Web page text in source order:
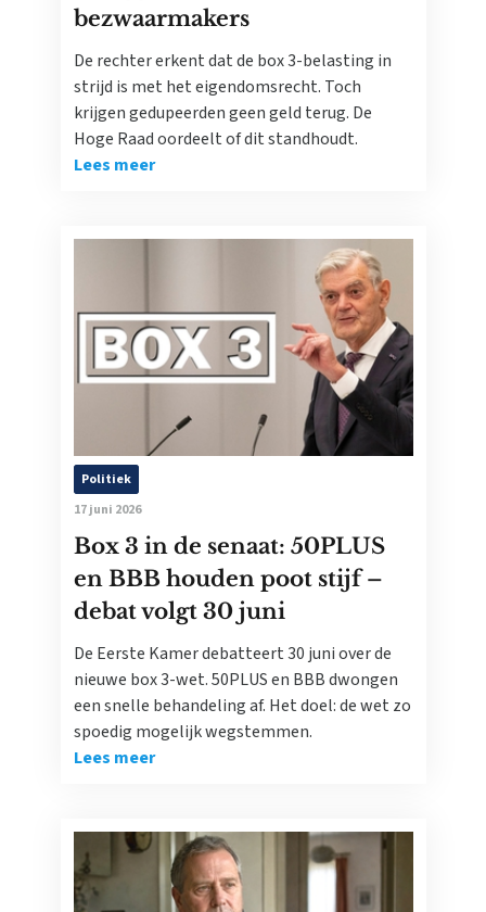
bezwaarmakers
De rechter erkent dat de box 3-belasting in
strijd is met het eigendomsrecht. Toch
krijgen gedupeerden geen geld terug. De
Hoge Raad oordeelt of dit standhoudt.
Lees meer
Politiek
17 juni 2026
Box 3 in de senaat: 50PLUS
en BBB houden poot stijf –
debat volgt 30 juni
De Eerste Kamer debatteert 30 juni over de
nieuwe box 3-wet. 50PLUS en BBB dwongen
een snelle behandeling af. Het doel: de wet zo
spoedig mogelijk wegstemmen.
Lees meer